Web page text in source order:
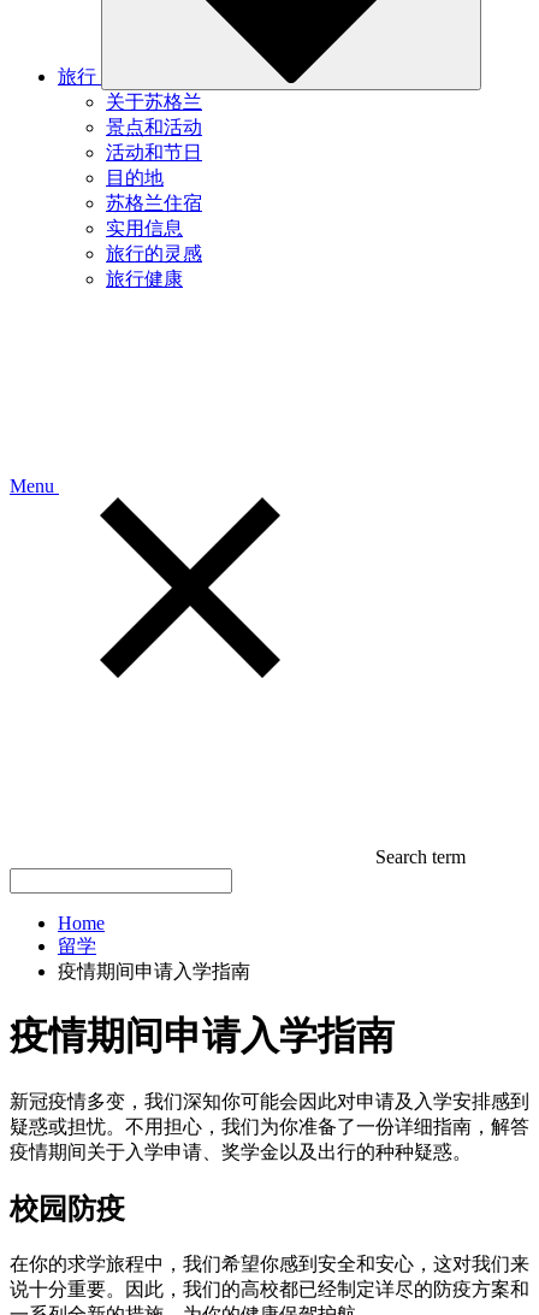
旅行
关于苏格兰
景点和活动
活动和节日
目的地
苏格兰住宿
实用信息
旅行的灵感
旅行健康
Menu
Search term
Home
留学
疫情期间申请入学指南
疫情期间申请入学指南
新冠疫情多变，我们深知你可能会因此对申请及入学安排感到
疑惑或担忧。不用担心，我们为你准备了一份详细指南，解答
疫情期间关于入学申请、奖学金以及出行的种种疑惑。
校园防疫
在你的求学旅程中，我们希望你感到安全和安心，这对我们来
说十分重要。因此，我们的高校都已经制定详尽的防疫方案和